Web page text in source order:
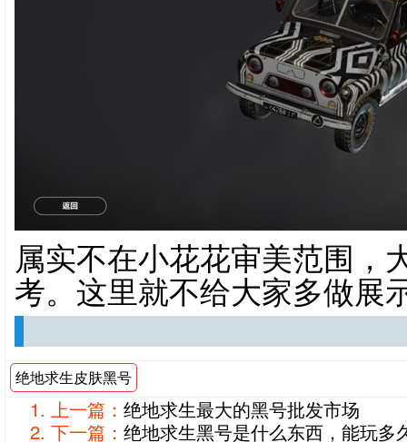
属实不在小花花审美范围，
考。这里就不给大家多做展
绝地求生皮肤黑号
上一篇： 绝地求生最大的黑号批发市场
下一篇： 绝地求生黑号是什么东西，能玩多